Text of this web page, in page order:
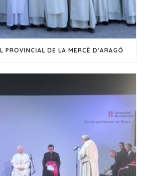
PROVINCIAL DE LA MERCÈ D’ARAGÓ